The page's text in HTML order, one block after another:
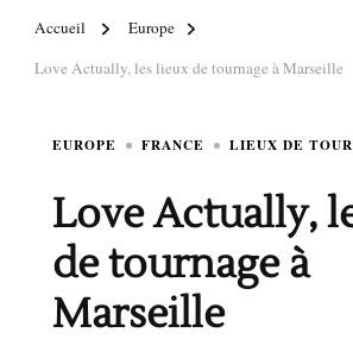
Accueil
Europe
Love Actually, les lieux de tournage à Marseille
EUROPE FRANCE LIEUX DE
Love Actually,
de tournage à
Marseille